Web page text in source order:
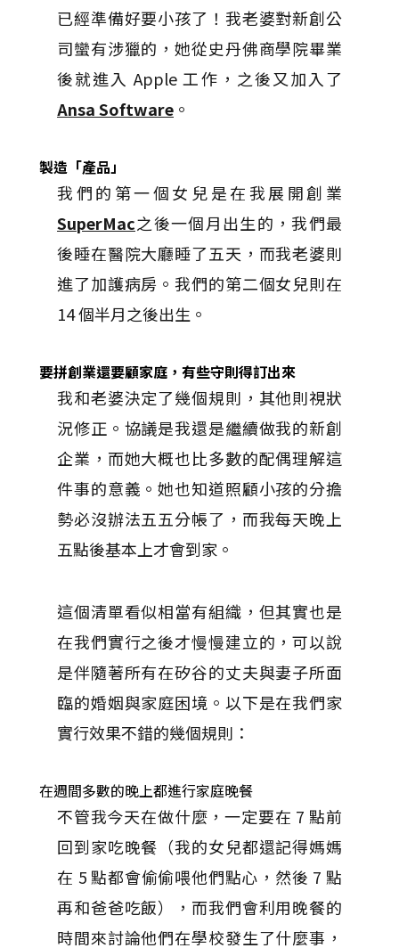
已經準備好要小孩了！我老婆對新創公
司蠻有涉獵的，她從史丹佛商學院畢業
後就進入 Apple 工作，之後又加入了
Ansa Software 。
製造「產品」
我們的第一個女兒是在我展開創業
SuperMac之後一個月出生的，我們最
後睡在醫院大廳睡了五天，而我老婆則
進了加護病房。我們的第二個女兒則在
14 個半月之後出生。
要拼創業還要顧家庭，有些守則得訂出來
我和老婆決定了幾個規則，其他則視狀
況修正。協議是我還是繼續做我的新創
企業，而她大概也比多數的配偶理解這
件事的意義。她也知道照顧小孩的分擔
勢必沒辦法五五分帳了，而我每天晚上
五點後基本上才會到家。
這個清單看似相當有組織，但其實也是
在我們實行之後才慢慢建立的，可以說
是伴隨著所有在矽谷的丈夫與妻子所面
臨的婚姻與家庭困境。以下是在我們家
實行效果不錯的幾個規則：
在週間多數的晚上都進行家庭晚餐
不管我今天在做什麼，一定要在 7 點前
回到家吃晚餐（我的女兒都還記得媽媽
在 5 點都會偷偷喂他們點心，然後 7 點
再和爸爸吃飯），而我們會利用晚餐的
時間來討論他們在學校發生了什麼事，